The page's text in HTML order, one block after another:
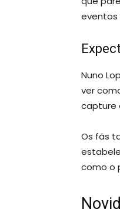
eventos
Nuno
ver
capture
Os fãs
como o